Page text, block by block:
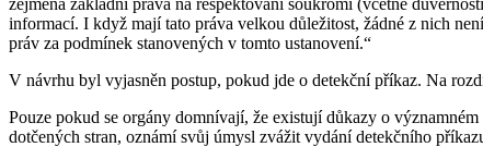
informací. I když mají tato práva velkou důležitost, žádné z nich
práv za podmínek stanovených v tomto ustanovení.“
V návrhu byl vyjasněn postup, pokud jde o detekční příkaz. Na
Pouze pokud se orgány domnívají, že existují důkazy o
dotčených stran, oznámí svůj úmysl zvážit vydání detekčního